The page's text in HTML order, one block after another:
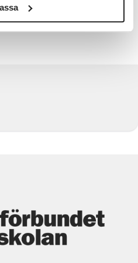
10.00-12.15, med start 6